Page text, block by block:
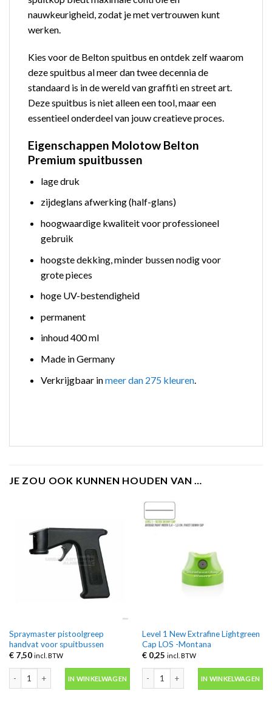
nauwkeurigheid, zodat je met vertrouwen kunt
werken.
Kies voor de Belton spuitbus en ontdek zelf waarom
deze spuitbus al meer dan twee decennia de
standaard is in de wereld van graffiti en street art.
Deze spuitbus is niet alleen een tool, maar een
essentieel onderdeel van jouw creatieve proces.
Eigenschappen Molotow Belton
Premium spuitbussen
lage druk
zijdeglans afwerking (half-glans)
hoogwaardige kwaliteit voor professioneel
gebruik
hoogste dekking, minder bussen nodig voor
grote pieces
hoge UV-bestendigheid
permanent
inhoud 400 ml
Made in Germany
Verkrijgbaar inmeer dan 275 kleuren.
JE ZOU OOK KUNNEN HOUDEN VAN …
Spraymaster pistoolgreep
handvat voor spuitbussen
€7,50 incl. BTW
Spraymaster pistoolgreep handvat voor spuitbussen aantal
IN WINKELWAGEN
Level 1 New Extrafine Lightgreen
Cap LOS -Montana
€0,25 incl. BTW
Level 1 New Extrafine Lightgreen
IN WINKELWAGEN